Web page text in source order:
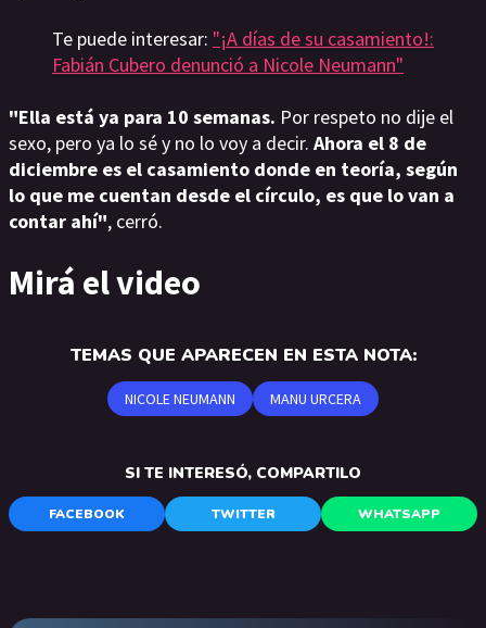
Te puede interesar: "¡A días de su casamiento!:
Fabián Cubero denunció a Nicole Neumann"
"Ella está ya para 10 semanas. Por respeto no dije el
sexo, pero ya lo sé y no lo voy a decir. Ahora el 8 de
diciembre es el casamiento donde en teoría, según
lo que me cuentan desde el círculo, es que lo van a
contar ahí", cerró.
Mirá el video
TEMAS QUE APARECEN EN ESTA NOTA:
NICOLE NEUMANN MANU URCERA
SI TE INTERESÓ, COMPARTILO
FACEBOOK TWITTER WHATSAPP